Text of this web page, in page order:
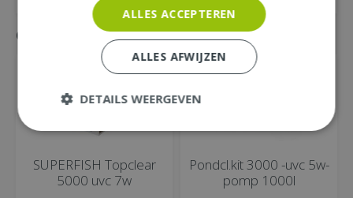
Gemakkelijk mee bestellen
SUPERFISH Topclear
5000 uvc 7w
Pondcl.kit 3000 -uvc 5w-
pomp 1000l
ALLES ACCEPTEREN
ALLES AFWIJZEN
DETAILS WEERGEVEN